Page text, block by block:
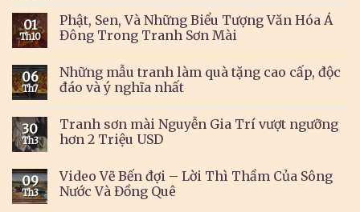
01
Th10
Phật, Sen, Và Những Biểu Tượng Văn Hóa Á
Đông Trong Tranh Sơn Mài
06
Th7
Những mẫu tranh làm quà tặng cao cấp, độc
đáo và ý nghĩa nhất
30
Th3
Tranh sơn mài Nguyễn Gia Trí vượt ngưỡng
hơn 2 Triệu USD
09
Th3
Video Vẽ Bến đợi – Lời Thì Thầm Của Sông
Nước Và Đồng Quê